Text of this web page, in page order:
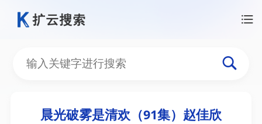
晨光破雾是清欢（91集）赵佳欣